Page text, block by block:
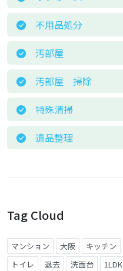
不用品処分
汚部屋
汚部屋 掃除
特殊清掃
遺品整理
Tag Cloud
マンション 大阪 キッチン
トイレ
退去 洗面台 1LDK